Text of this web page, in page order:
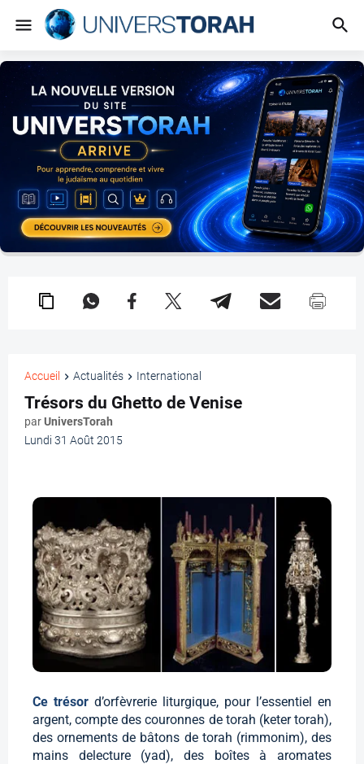
Accueil Actualités International
Trésors du Ghetto de Venise
parUniversTorah
Lundi 31 Août 2015
Ce trésor d’orfèvrerie liturgique, pour l’essentiel en
argent, compte des couronnes de torah (keter torah),
des ornements de bâtons de torah (rimmonim), des
mains delecture (yad), des boîtes à aromates